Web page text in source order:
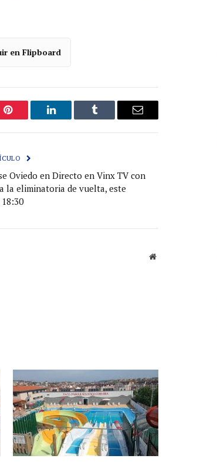
en Flipboard
Pinterest LinkedIn Tumblr
Correo
Oviedo en Directo en Vinx TV con
la eliminatoria de vuelta, este
Sitio